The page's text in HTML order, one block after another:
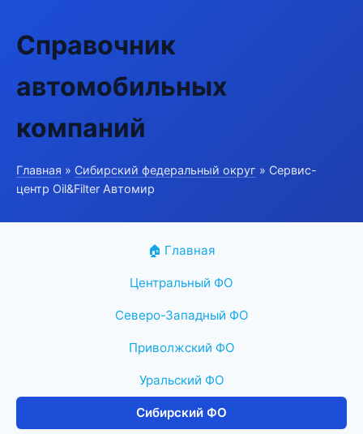
Справочник
автомобильных
компаний
Главная » Сибирский федеральный округ » Сервис-
центр Oil&Filter Автомир
🏠 Главная
Центральный ФО
Северо-Западный ФО
Приволжский ФО
Уральский ФО
Сибирский ФО